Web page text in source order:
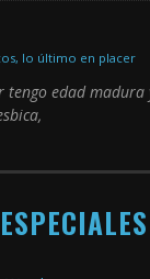
lo último en placer
tengo edad